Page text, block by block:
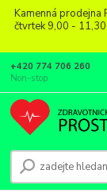
Kamenná prodejna
čtvrtek 9,00 -
+420 774 706 260
Non-stop